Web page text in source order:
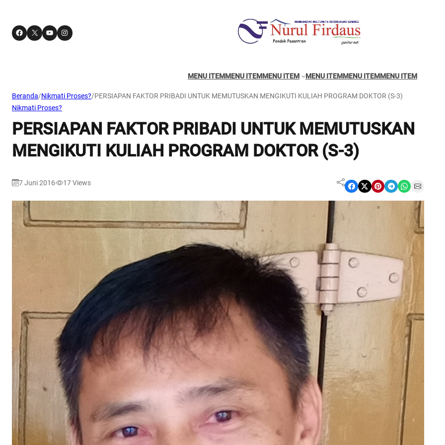
Facebook X YouTube Instagram
MENU ITEMMENU ITEMMENU ITEM MENU ITEMMENU ITEMMENU ITEM
Beranda/Nikmati Proses?/PERSIAPAN FAKTOR PRIBADI UNTUK MEMUTUSKAN MENGIKUTI KULIAH PROGRAM DOKTOR (S-3)
Nikmati Proses?
PERSIAPAN FAKTOR PRIBADI UNTUK MEMUTUSKAN
MENGIKUTI KULIAH PROGRAM DOKTOR (S-3)
7 Juni 2016 17Views Share on Facebook Share on X Share on Pinterest Share on Telegram Share on WhatsApp Share on Email